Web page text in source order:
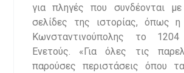
για πληγές που συνδέονται με
σελίδες της ιστορίας, όπως
Κωνσταντινούπολης το
Ενετούς. «Για όλες τις
παρούσες περιστάσεις όπου